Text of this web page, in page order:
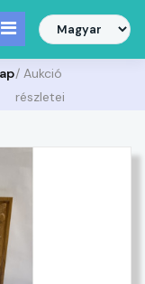
/ Aukció
részletei